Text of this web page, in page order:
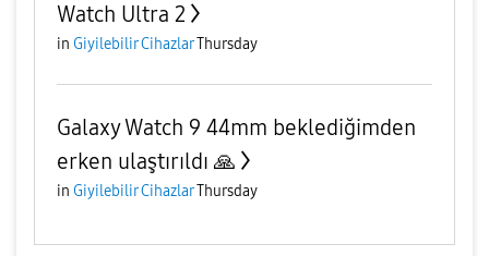
Watch Ultra 2
in Giyilebilir CihazlarThursday
Galaxy Watch 9 44mm beklediğimden
erken ulaştırıldı 🙏
in Giyilebilir CihazlarThursday